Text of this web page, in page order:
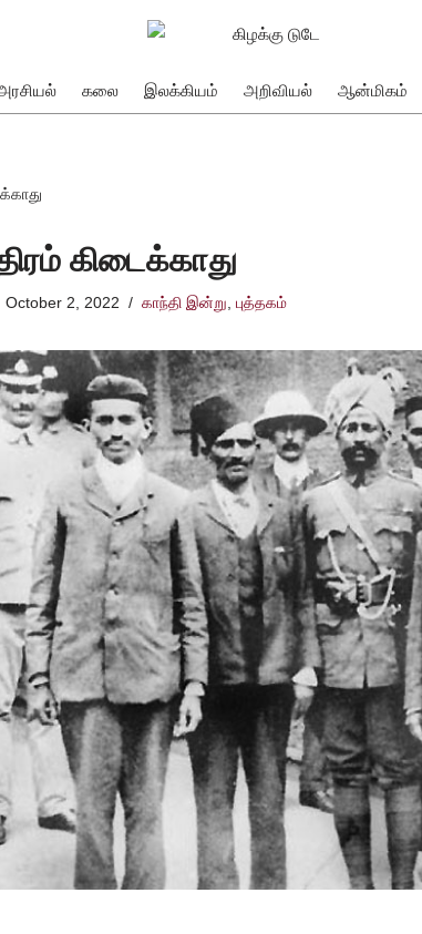
கலை இலக்கியம் அறிவியல் ஆன்மிகம்
கிடைக்காது
October 2, 2022 காந்தி இன்று, புத்தகம்